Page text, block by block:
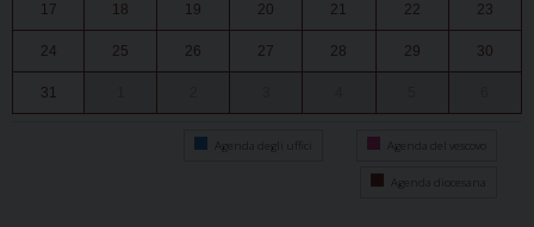
17 18 19 20 21 22 23
24 25 26 27 28 29 30
31
Agenda degli uffici Agenda del vescovo
Agenda diocesana